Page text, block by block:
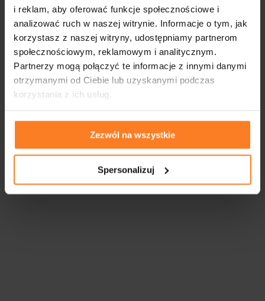
i reklam, aby oferować funkcje społecznościowe i
analizować ruch w naszej witrynie. Informacje o tym, jak
korzystasz z naszej witryny, udostępniamy partnerom
społecznościowym, reklamowym i analitycznym.
Partnerzy mogą połączyć te informacje z innymi danymi
otrzymanymi od Ciebie lub uzyskanymi podczas
korzystania z ich usług.
Zezwól na wszystkie
Spersonalizuj